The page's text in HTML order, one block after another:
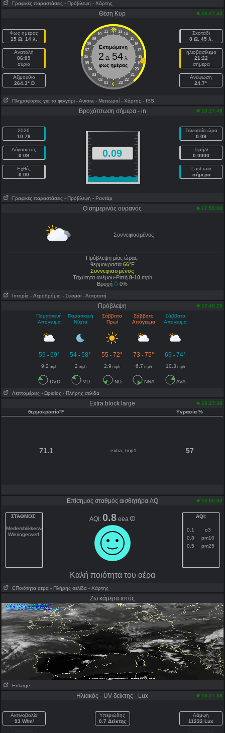
Γραφικές παραστάσεις - Πρόβλεψη - Χάρτης
Θέση Κυρ 18:27:43
Φως ημέρας
15 Ω. 14 λ.
Ανατολή
06:09
αύριο
Aζιμούθιο
264.3° D
11 13
10
14
09
15
08
16
07
17
06
18
05
19
04
20
03
21
02
22
01 23
Εκτιμώμενη
2 Ω. 54λ.
φως ημέρας
Σκοτάδι
8 Ω. 45 λ.
ηλιοβασίλεμα
21:22
σήμερα
Ανύψωση
24.7°
Πληροφορίες για το φεγγάρι - Αυrora - Μετεωροί - Χάρτης - ISS
Βροχόπτωση σήμερα - in 18:27:48
2026
10.78
Αύγουστος
0.09
Εχθές
0.00
0.09
Τελευταία ώρα
0.09
Τιμή/λ
0.0000
Last rain
σήμερα
Γραφικές παραστάσεις - Πρόβλεψη - Ραντάρ
Ο σημερινός ουρανός 17:55:00
Συννεφιασμένος
Πρόβλεψη μίας ώρας:
θερμοκρασία 66°F
Συννεφιασμένος
Ταχύτητα ανέμου-Ριπή 8-10mph
Βροχή
0%
Ιστορία - Aεροδρόμιο - Σεισμοί - Αστραπή
Πρόβλεψη
17:40:25
Παρασκευή
Απόγευμα
Παρασκευή
Νύχτα
Σάββατο
Πρωί
Σάββατο
Απόγευμα
Σάββατο
Απόγευμα
59 - 69° 54 -58° 55 - 72° 73 - 75° 69 - 74°
9.2 mph 2 mph 2.9 mph 6.7 mph 10.3 mph
DVD VD ND NNA AVA
Λεπτομέριες - Ωριαίος - Πλήρης σελίδα
Extra block large
18:27:38
θερμοκρασία°F
Υγρασία %
71.1 extra_tmp1 57
Επίσημος σταθμός αισθητήρα AQ 16:00:00
ΣΤΑΘΜΟΣ:
Medemblikkerweg
Wieringerwerf
AQI:0.8 eea AQI:
0.1
o3
0.8
pm10
0.5
pm25
Kαλή ποιότητα του αέρα
CΠοιότητα αέρα - Πλήρης σελίδα - Χάρτης
Ζω κάμερα ιστός
Enlarge
Ηλιακός - UV-δείκτης - Lux 18:27:38
Ακτινοβολία
93 W/m²
Υπεριώδης
0.7 Δείκτης
Λάμψη
11232 Lux